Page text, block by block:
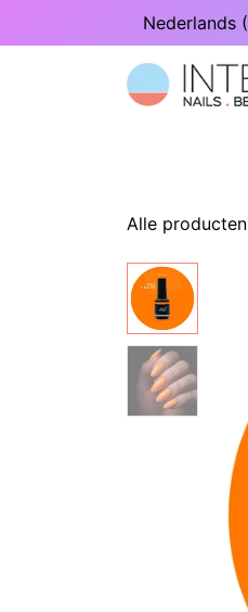
Overslaan naar inhoudNederlands
Alle producten